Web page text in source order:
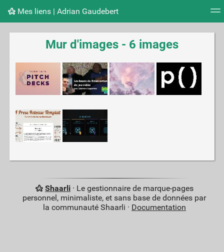
Mes liens | Adrian Gaudebert
Nuage de tags Mur d'images Quotidien Flux
Mur d'images - 6 images
Shaarli· Le gestionnaire de marque-pages
personnel, minimaliste, et sans base de données par
la communauté Shaarli · Documentation